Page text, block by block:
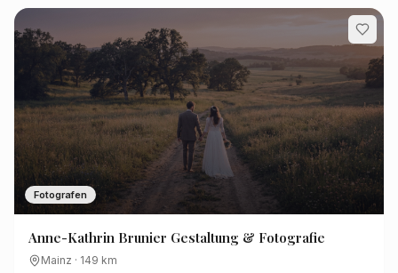
Fotografen
Anne-Kathrin Brunier Gestaltung & Fotografie
Mainz · 149 km